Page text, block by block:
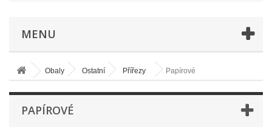
MENU
Obaly Ostatní Přířezy Papírové
PAPÍROVÉ